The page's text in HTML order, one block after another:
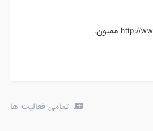
تمامی فعالیت ها